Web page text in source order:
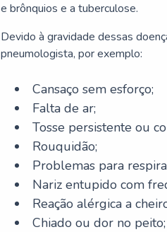
e brônquios e a tuberculose.
Devido à gravidade dessas
pneumologista, por exemplo:
Cansaço sem esforço;
Falta de ar;
Tosse persistente ou
Rouquidão;
Problemas para
Nariz entupido com
Reação alérgica a
Chiado ou dor no peito;